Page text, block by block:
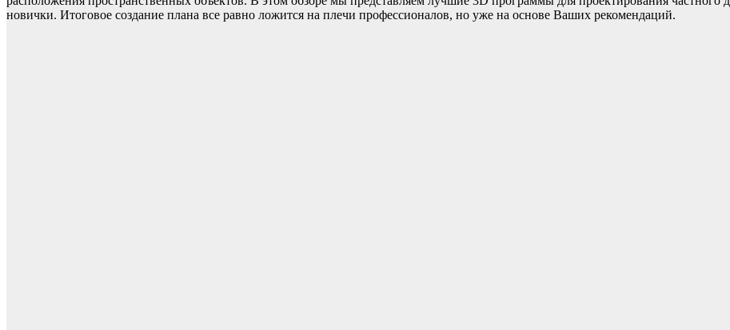
новички. Итоговое создание плана все равно ложится на плечи профессионалов, но уже на основе Ваших рекомендаций.